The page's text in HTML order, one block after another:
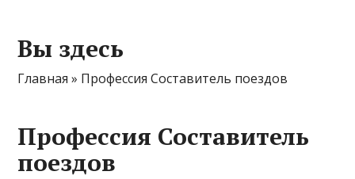
Вы здесь
Главная » Профессия Составитель поездов
Профессия Составитель
поездов